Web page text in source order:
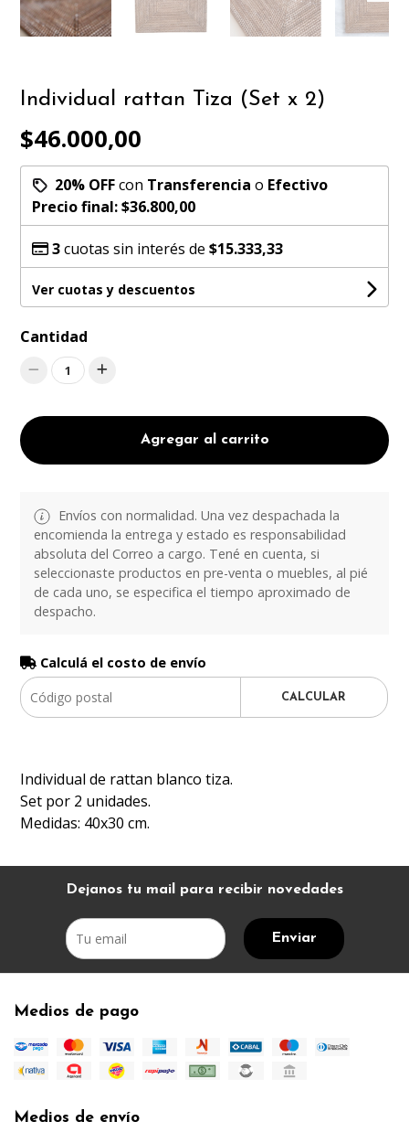
Individual rattan Tiza (Set x 2)
$46.000,00
20% OFFcon Transferencia o Efectivo
Precio final:$36.800,00
3cuotas sin interés de$15.333,33
Ver cuotas y descuentos
Cantidad
1
Agregar al carrito
Envíos con normalidad. Una vez despachada la
encomienda la entrega y estado es responsabilidad
absoluta del Correo a cargo. Tené en cuenta, si
seleccionaste productos en pre-venta o muebles, al pié
de cada uno, se especifica el tiempo aproximado de
despacho.
Calculá el costo de envío
CALCULAR
Individual de rattan blanco tiza.
Set por 2 unidades.
Medidas: 40x30 cm.
Dejanos tu mail para recibir novedades
Enviar
Medios de pago
Medios de envío